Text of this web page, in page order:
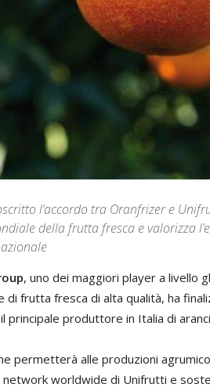
l’accordo tra Oranfrizer e
della frutta fresca e valorizza
, uno dei maggiori player a livello
di frutta fresca di alta qualità, ha
principale produttore in Italia di
permetterà alle produzioni
network worldwide di Unifrutti e